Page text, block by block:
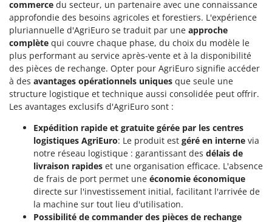
P
Palazzetti
Palumbo Pavi
Partisani
Paterlini
Philips
Pramac
R.G.V.
Rato
Reber
Redback
commerce du secteur, un partenaire avec une connaissance
approfondie des besoins agricoles et forestiers. L'expérience
pluriannuelle d'AgriEuro se traduit par une approche
complète qui couvre chaque phase, du choix du modèle le
plus performant au service après-vente et à la disponibilité
des pièces de rechange. Opter pour AgriEuro signifie accéder
à des avantages opérationnels uniques que seule une
structure logistique et technique aussi consolidée peut offrir.
Les avantages exclusifs d'AgriEuro sont :
Expédition rapide et gratuite gérée par les centres
logistiques AgriEuro: Le produit est géré en interne via
notre réseau logistique : garantissant des délais de
livraison rapides et une organisation efficace. L'absence
de frais de port permet une économie économique
directe sur l'investissement initial, facilitant l'arrivée de
la machine sur tout lieu d'utilisation.
Possibilité de commander des pièces de rechange